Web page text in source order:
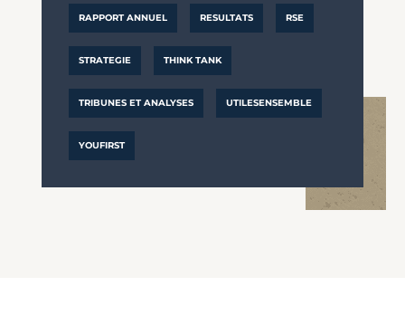
RAPPORT ANNUEL RESULTATS RSE
STRATEGIE THINK TANK
TRIBUNES ET ANALYSES UTILESENSEMBLE
YOUFIRST